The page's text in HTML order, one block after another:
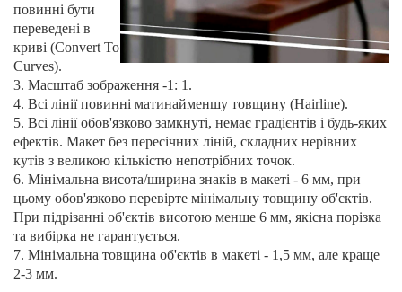
повинні бути
переведені в
криві (Convert To
Curves).
3. Масштаб зображення -1: 1.
4. Всі лінії повинні матинайменшу товщину (Hairline).
5. Всі лінії обов'язково замкнуті, немає градієнтів і будь-яких
ефектів. Макет без пересічних ліній, складних нерівних
кутів з великою кількістю непотрібних точок.
6. Мінімальна висота/ширина знаків в макеті - 6 мм, при
цьому обов'язково перевірте мінімальну товщину об'єктів.
При підрізанні об'єктів висотою менше 6 мм, якісна порізка
та вибірка не гарантується.
7. Мінімальна товщина об'єктів в макеті - 1,5 мм, але краще
2-3 мм.